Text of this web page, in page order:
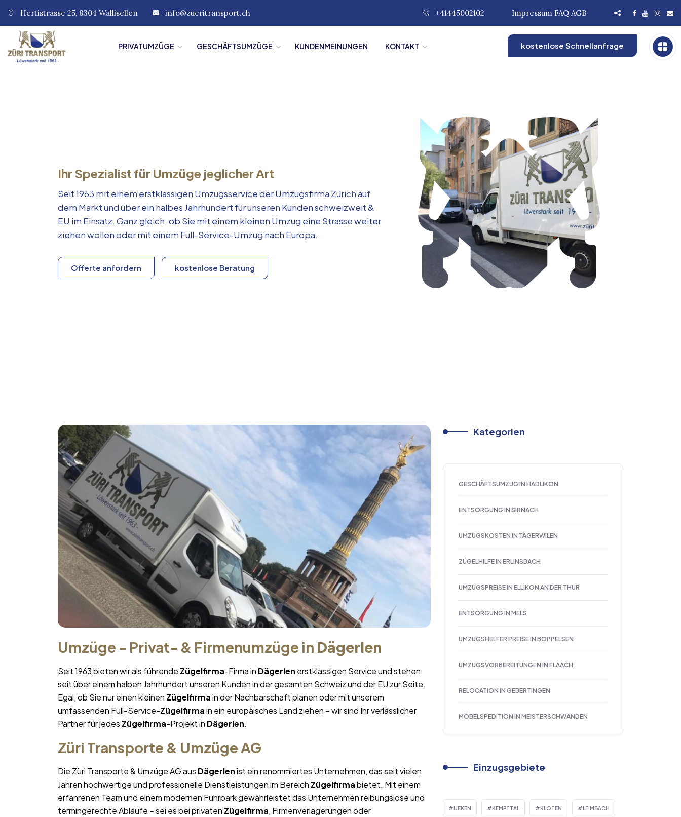
Hertistrasse 25, 8304 Wallisellen info@zueritransport.ch +41445002102 Impressum FAQ AGB
PRIVATUMZÜGE GESCHÄFTSUMZÜGE KUNDENMEINUNGEN KONTAKT kostenlose Schnellanfrage
Ihr Spezialist für Umzüge jeglicher Art
Seit 1963 mit einem erstklassigen Umzugsservice der Umzugsfirma Zürich auf
dem Markt und über ein halbes Jahrhundert für unseren Kunden schweizweit &
EU im Einsatz. Ganz gleich, ob Sie mit einem kleinen Umzug eine Strasse weiter
ziehen wollen oder mit einem Full-Service-Umzug nach Europa.
Offerte anfordern kostenlose Beratung
Umzüge - Privat- & Firmenumzüge in Dägerlen
Seit 1963 bieten wir als führende Zügelfirma-Firma in Dägerlen erstklassigen Service und stehen
seit über einem halben Jahrhundert unseren Kunden in der gesamten Schweiz und der EU zur Seite.
Egal, ob Sie nur einen kleinen Zügelfirmain der Nachbarschaft planen oder mit unserem
umfassenden Full-Service-Zügelfirmain ein europäisches Land ziehen – wir sind Ihr verlässlicher
Partner für jedes Zügelfirma-Projekt in Dägerlen.
Züri Transporte & Umzüge AG
Die Züri Transporte & Umzüge AG aus Dägerlenist ein renommiertes Unternehmen, das seit vielen
Jahren hochwertige und professionelle Dienstleistungen im Bereich Zügelfirmabietet. Mit einem
erfahrenen Team und einem modernen Fuhrpark gewährleistet das Unternehmen reibungslose und
termingerechte Abläufe – sei es bei privaten Zügelfirma, Firmenverlagerungen oder
Kategorien
GESCHÄFTSUMZUG IN HADLIKON
ENTSORGUNG IN SIRNACH
UMZUGSKOSTEN IN TÄGERWILEN
ZÜGELHILFE IN ERLINSBACH
UMZUGSPREISE IN ELLIKON AN DER THUR
ENTSORGUNG IN MELS
UMZUGSHELFER PREISE IN BOPPELSEN
UMZUGSVORBEREITUNGEN IN FLAACH
RELOCATION IN GEBERTINGEN
MÖBELSPEDITION IN MEISTERSCHWANDEN
Einzugsgebiete
UEKEN KEMPTTAL KLOTEN LEIMBACH